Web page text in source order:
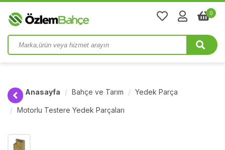
0
Anasayfa Bahçe ve Tarım Yedek Parça
Motorlu Testere Yedek Parçaları